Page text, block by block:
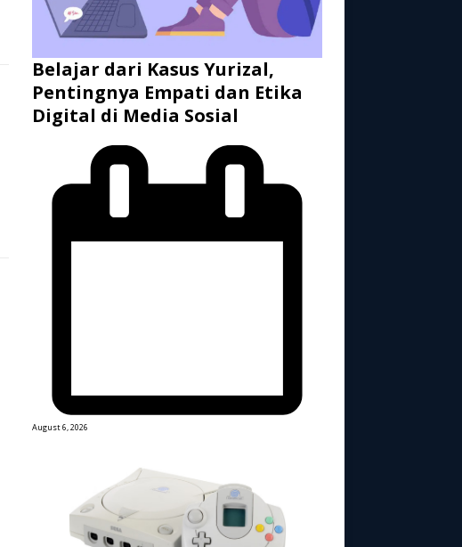
Belajar dari Kasus Yurizal,
Pentingnya Empati dan Etika
Digital di Media Sosial
August 6, 2026